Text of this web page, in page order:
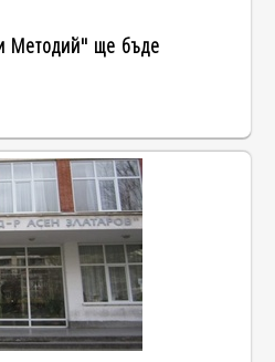
Методий" ще бъде